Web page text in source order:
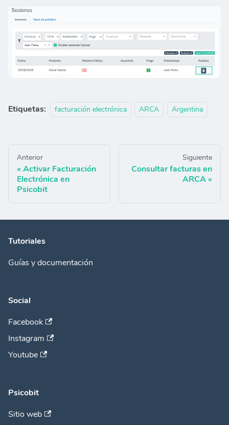
Etiquetas: facturación electrónica ARCA Argentina
Anterior
Activar Facturación
Electrónica en
Psicobit
Siguiente
Consultar facturas en
ARCA
Tutoriales
Guías y documentación
Social
Facebook
Instagram
Youtube
Psicobit
Sitio web